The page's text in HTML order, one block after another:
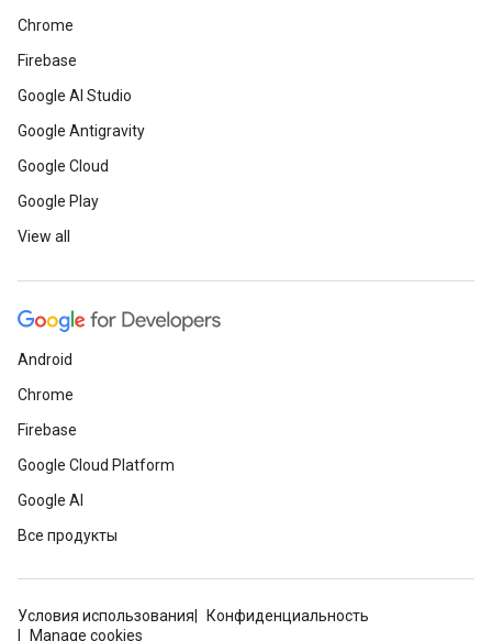
Chrome
Firebase
Google AI Studio
Google Antigravity
Google Cloud
Google Play
View all
Android
Chrome
Firebase
Google Cloud Platform
Google AI
Все продукты
Условия использования
Конфиденциальность
Manage cookies